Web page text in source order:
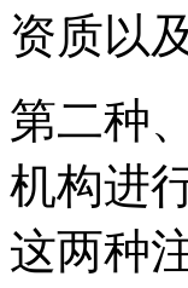
资质以
第二种
机构进
这两种